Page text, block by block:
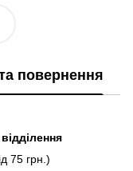
повернення
75 грн.)